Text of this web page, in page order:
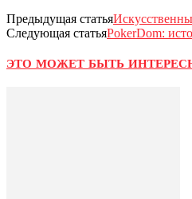
Предыдущая статья
Следующая статьяPokerDom:
ЭТО МОЖЕТ БЫТЬ